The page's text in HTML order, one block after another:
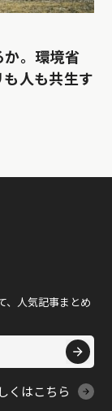
。環境省
人も共生す
、人気記事まとめ
くはこちら